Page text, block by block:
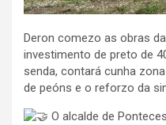
Deron comezo as obras
investimento de preto de
senda, contará cunha
de peóns e o reforzo da
O alcalde de